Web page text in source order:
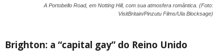
A Portobello Road, em Notting Hill, com sua atmosfera romântica. (Foto:
VisitBritain/Pinzutu Films/Ula Blocksage)
Brighton: a “capital gay” do Reino Unido